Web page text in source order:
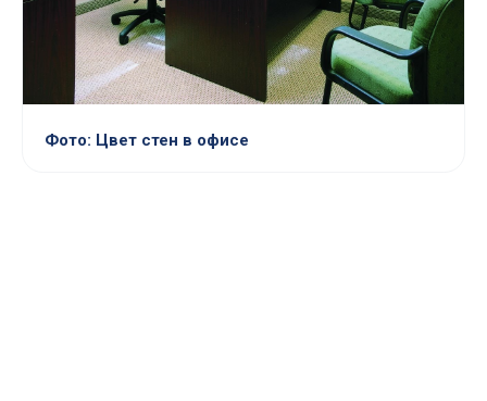
Фото: Цвет стен в офисе